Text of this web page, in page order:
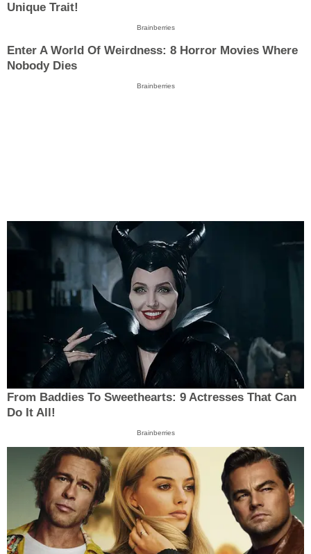
Unique Trait!
Brainberries
Enter A World Of Weirdness: 8 Horror Movies Where
Nobody Dies
Brainberries
From Baddies To Sweethearts: 9 Actresses That Can
Do It All!
Brainberries